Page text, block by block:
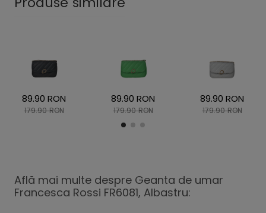
89.90 RON
179.90 RON
89.90 RON
179.90 RON
89.90 RON
179.90 RON
Află mai multe despre Geanta de umar
Francesca Rossi FR6081, Albastru: